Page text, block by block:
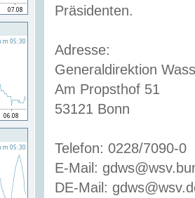
Präsidenten.
Adresse:
Generaldirektion
Am Propsthof 51
53121 Bonn
Telefon: 0228/7090-0
E-Mail:
DE-Mail: